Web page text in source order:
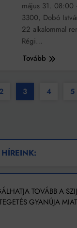
május 31.
3300, Dobó
22 alkalommal
Régi…
Tovább
2 3 4 5
HÍREINK:
TOVÁBB A
GYANÚJA